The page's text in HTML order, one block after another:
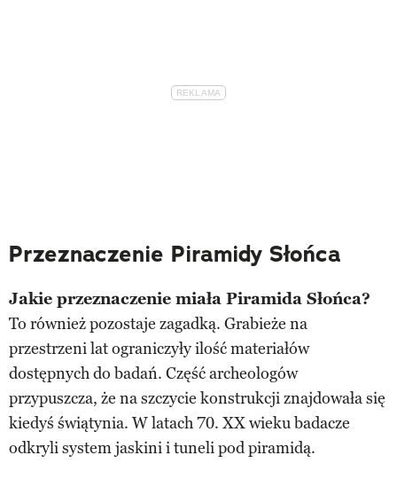
Przeznaczenie Piramidy Słońca
Jakie przeznaczenie miała Piramida Słońca?
To również pozostaje zagadką. Grabieże na
przestrzeni lat ograniczyły ilość materiałów
dostępnych do badań. Część archeologów
przypuszcza, że na szczycie konstrukcji znajdowała się
kiedyś świątynia. W latach 70. XX wieku badacze
odkryli system jaskini i tuneli pod piramidą.